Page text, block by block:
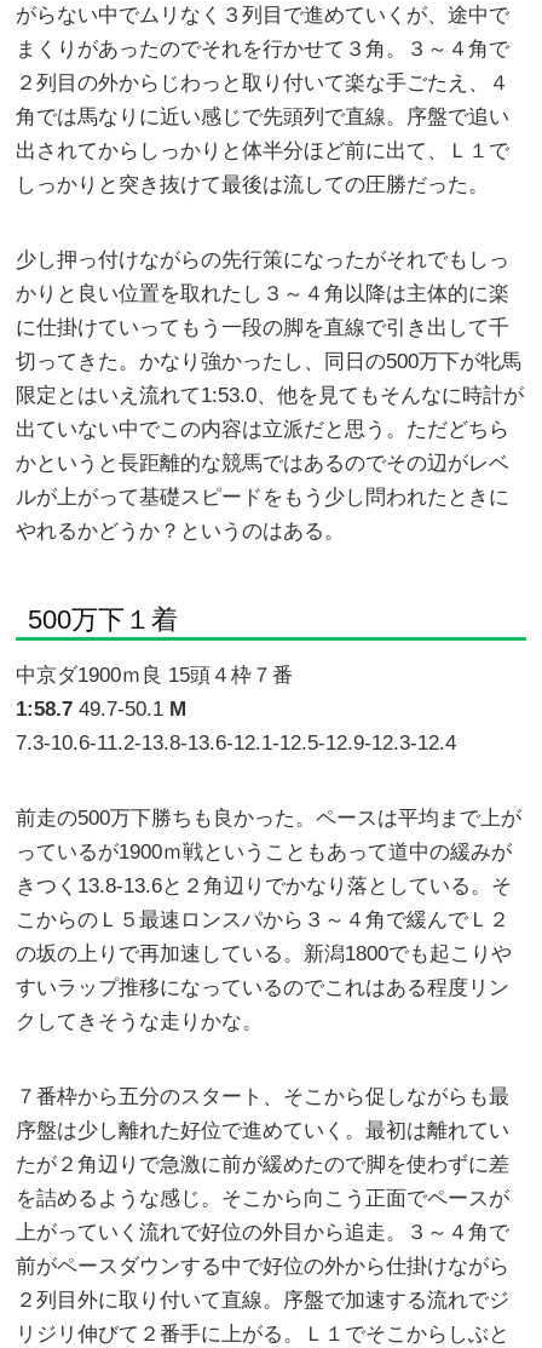
がらない中でムリなく３列目で進めていくが、途中で
まくりがあったのでそれを行かせて３角。３～４角で
２列目の外からじわっと取り付いて楽な手ごたえ、４
角では馬なりに近い感じで先頭列で直線。序盤で追い
出されてからしっかりと体半分ほど前に出て、Ｌ１で
しっかりと突き抜けて最後は流しての圧勝だった。
少し押っ付けながらの先行策になったがそれでもしっ
かりと良い位置を取れたし３～４角以降は主体的に楽
に仕掛けていってもう一段の脚を直線で引き出して千
切ってきた。かなり強かったし、同日の500万下が牝馬
限定とはいえ流れて1:53.0、他を見てもそんなに時計が
出ていない中でこの内容は立派だと思う。ただどちら
かというと長距離的な競馬ではあるのでその辺がレベ
ルが上がって基礎スピードをもう少し問われたときに
やれるかどうか？というのはある。
500万下１着
中京ダ1900ｍ良 15頭４枠７番
1:58.7 49.7-50.1 M
7.3-10.6-11.2-13.8-13.6-12.1-12.5-12.9-12.3-12.4
前走の500万下勝ちも良かった。ペースは平均まで上が
っているが1900ｍ戦ということもあって道中の緩みが
きつく13.8-13.6と２角辺りでかなり落としている。そ
こからのＬ５最速ロンスパから３～４角で緩んでＬ２
の坂の上りで再加速している。新潟1800でも起こりや
すいラップ推移になっているのでこれはある程度リン
クしてきそうな走りかな。
７番枠から五分のスタート、そこから促しながらも最
序盤は少し離れた好位で進めていく。最初は離れてい
たが２角辺りで急激に前が緩めたので脚を使わずに差
を詰めるような感じ。そこから向こう正面でペースが
上がっていく流れで好位の外目から追走。３～４角で
前がペースダウンする中で好位の外から仕掛けながら
２列目外に取り付いて直線。序盤で加速する流れでジ
リジリ伸びて２番手に上がる。Ｌ１でそこからしぶと